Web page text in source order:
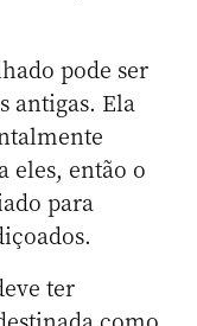
pode ser
antigas. Ela
eles, então o
para
ter
como